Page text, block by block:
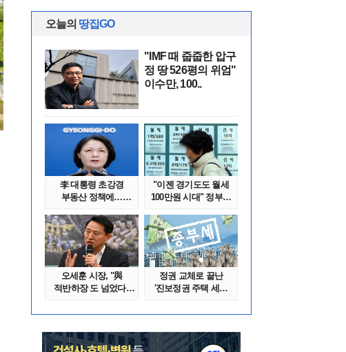
오늘의 땅집GO
"IMF 때 줍줍한 압구
정 땅 526평의 위엄"
이수만, 100..
李 대통령 초강경
부동산 정책에…
"이젠 경기도도 월세
100만원 시대" 정부發
오세훈 시장, "與
적반하장 도 넘었다"
정권 교체로 끝난
'진보정권 주택 세금